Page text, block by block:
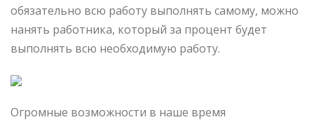
обязательно всю работу выполнять самому, можно
нанять работника, который за процент будет
выполнять всю необходимую работу.
Огромные возможности в наше время